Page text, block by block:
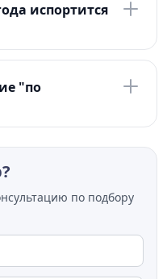
испортится
"по
по подбору